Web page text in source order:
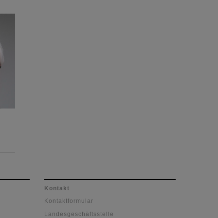
Kontakt
Kontaktformular
Landesgeschäftsstelle